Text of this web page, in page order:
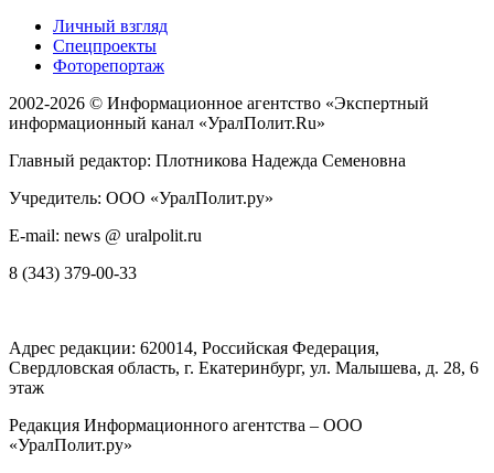
Личный взгляд
Спецпроекты
Фоторепортаж
2002-2026 © Информационное агентство «Экспертный
информационный канал «УралПолит.Ru»
Главный редактор: Плотникова Надежда Семеновна
Учредитель: ООО «УралПолит.ру»
E-mail: news @ uralpolit.ru
8 (343) 379-00-33
Адрес редакции: 620014, Российская Федерация,
Свердловская область, г. Екатеринбург, ул. Малышева, д. 28, 6
этаж
Редакция Информационного агентства – ООО
«УралПолит.ру»